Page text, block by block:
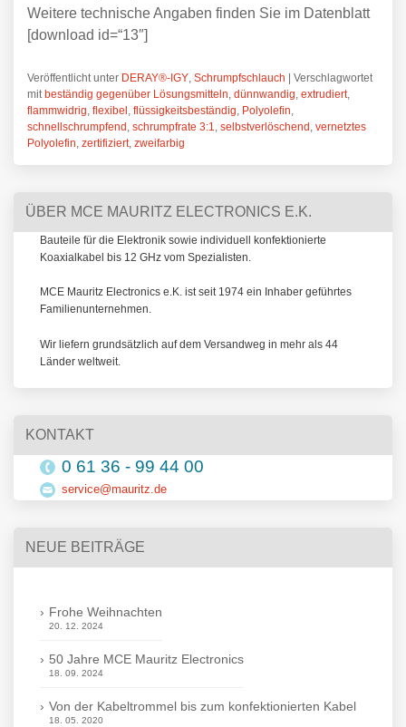
Weitere technische Angaben finden Sie im Datenblatt
[download id=“13″]
Veröffentlicht unter DERAY®-IGY Schrumpfschlauch | Verschlagwortet
mit beständig gegenüber Lösungsmitteln dünnwandig extrudiert,
flammwidrig flexibel flüssigkeitsbeständig Polyolefin
schnellschrumpfend schrumpfrate 3:1 selbstverlöschend vernetztes
Polyolefin zertifiziert, zweifarbig
ÜBER MCE MAURITZ ELECTRONICS E.K.
Bauteile für die Elektronik sowie individuell konfektionierte
Koaxialkabel bis 12 GHz vom Spezialisten.
MCE Mauritz Electronics e.K. ist seit 1974 ein Inhaber geführtes
Familienunternehmen.
Wir liefern grundsätzlich auf dem Versandweg in mehr als 44
Länder weltweit.
KONTAKT
0 61 36 - 99 44 00
service@mauritz.de
NEUE BEITRÄGE
Frohe Weihnachten
20. 12. 2024
50 Jahre MCE Mauritz Electronics
18. 09. 2024
Von der Kabeltrommel bis zum konfektionierten Kabel
18. 05. 2020